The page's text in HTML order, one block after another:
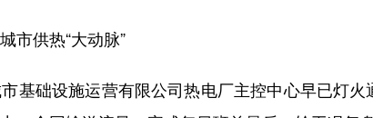
供热“大动脉”
础设施运营有限公司热电厂主控中心早已灯火